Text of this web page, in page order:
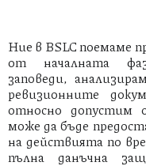
Ние в BSLC поемаме
от началната
заповеди,
ревизионните
относно допустим
може да бъде
на действията по
пълна данъчна